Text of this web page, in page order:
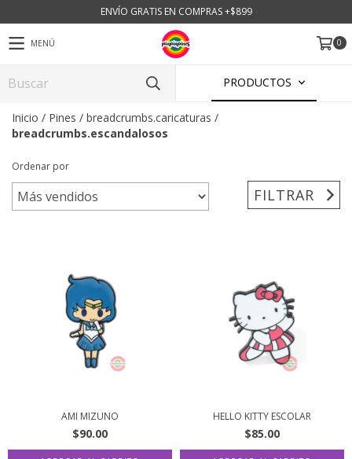
ENVÍO GRATIS EN COMPRAS +$899
MENÚ 0
PRODUCTOS
Inicio / Pines / breadcrumbs.caricaturas /
breadcrumbs.escandalosos
Ordenar por
FILTRAR
AMI MIZUNO
$90.00
HELLO KITTY ESCOLAR
$85.00